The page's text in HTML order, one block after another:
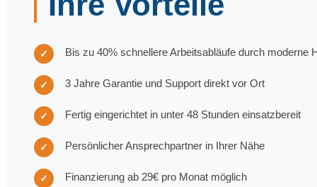
✓ Bis zu 40% schnellere Arbeitsabläufe durch moderne
✓ 3 Jahre Garantie und Support direkt vor Ort
✓ Fertig eingerichtet in unter 48 Stunden einsatzbereit
✓ Persönlicher Ansprechpartner in Ihrer Nähe
✓ Finanzierung ab 29€ pro Monat möglich